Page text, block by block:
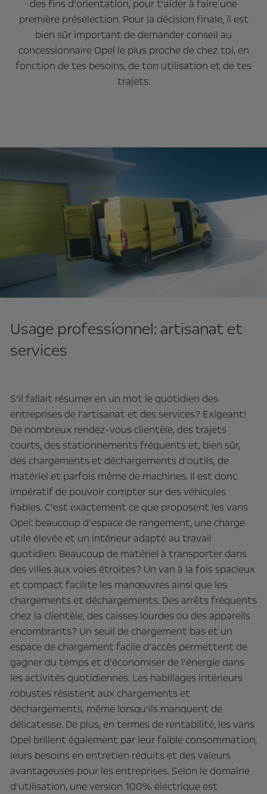
des fins d’orientation, pour t’aider à faire une
première présélection. Pour la décision finale, il est
bien sûr important de demander conseil au
concessionnaire Opel le plus proche de chez toi, en
fonction de tes besoins, de ton utilisation et de tes
trajets.
Usage professionnel: artisanat et
services
S’il fallait résumer en un mot le quotidien des
entreprises de l’artisanat et des services? Exigeant!
De nombreux rendez-vous clientèle, des trajets
courts, des stationnements fréquents et, bien sûr,
des chargements et déchargements d’outils, de
matériel et parfois même de machines. Il est donc
impératif de pouvoir compter sur des véhicules
fiables. C’est exactement ce que proposent les vans
Opel: beaucoup d’espace de rangement, une charge
utile élevée et un intérieur adapté au travail
quotidien. Beaucoup de matériel à transporter dans
des villes aux voies étroites? Un van à la fois spacieux
et compact facilite les manœuvres ainsi que les
chargements et déchargements. Des arrêts fréquents
chez la clientèle, des caisses lourdes ou des appareils
encombrants? Un seuil de chargement bas et un
espace de chargement facile d’accès permettent de
gagner du temps et d’économiser de l’énergie dans
les activités quotidiennes. Les habillages intérieurs
robustes résistent aux chargements et
déchargements, même lorsqu’ils manquent de
délicatesse. De plus, en termes de rentabilité, les vans
Opel brillent également par leur faible consommation,
leurs besoins en entretien réduits et des valeurs
avantageuses pour les entreprises. Selon le domaine
d’utilisation, une version 100% électrique est